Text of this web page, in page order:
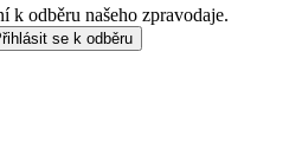
k odběru našeho zpravodaje.
se k odběru